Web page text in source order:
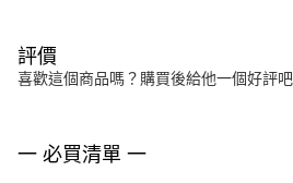
評價
喜歡這個商品嗎？購買後給他一個好評吧
一 必買清單 一